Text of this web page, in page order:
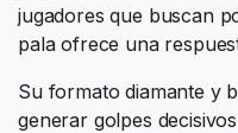
jugadores que buscan
pala ofrece una
Su formato diamante y
generar golpes